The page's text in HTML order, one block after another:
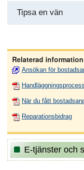
Tipsa en vän
Relaterad information
Ansökan för
När du fått
Reparationsbidrag
E-tjänster och